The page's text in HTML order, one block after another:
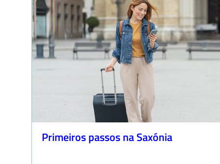
Primeiros passos na Saxónia